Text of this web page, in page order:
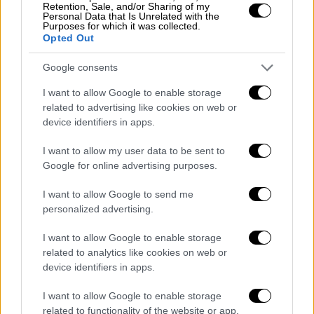
Retention, Sale, and/or Sharing of my
Personal Data that Is Unrelated with the
Purposes for which it was collected.
Opted Out
Google consents
I want to allow Google to enable storage
related to advertising like cookies on web or
device identifiers in apps.
I want to allow my user data to be sent to
Google for online advertising purposes.
I want to allow Google to send me
personalized advertising.
I want to allow Google to enable storage
related to analytics like cookies on web or
device identifiers in apps.
I want to allow Google to enable storage
related to functionality of the website or app.
είναι αρκετά για να κάνουν κάποιον που
βρίσκεται στα όρια της χώρας ευτυχισμένο.
«Εμείς έχουμε τη φοβερή τύχη να βλέπουμε
και να αντικρίζουμε αυτό το στολίδι. Να
είμαστε το ένα τρισεκατομμύριο στο
σύμπαν.Και αρχίζουμε και κλαιγόμαστε. ''Δε
Βρε αντε...» ανέφερε ο υπουργός Υγείας.